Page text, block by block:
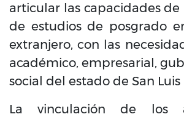
articular las capacidades de
de estudios de posgrado
extranjero, con las
académico, empresarial,
social del estado de San Luis
La vinculación de los